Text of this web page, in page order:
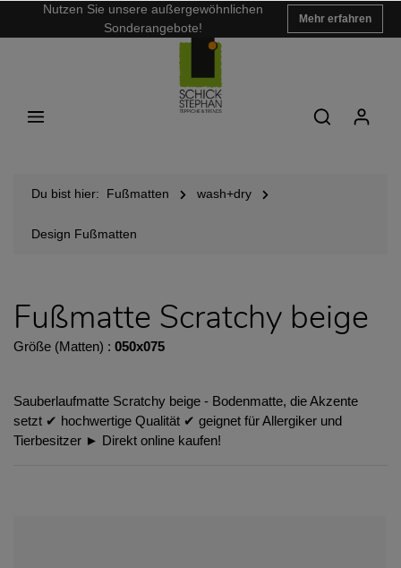
Nutzen Sie unsere außergewöhnlichen
Sonderangebote!
Mehr erfahren
Du bist hier: Fußmatten wash+dry
Design Fußmatten
Fußmatte Scratchy beige
Größe (Matten) : 050x075
Sauberlaufmatte Scratchy beige - Bodenmatte, die Akzente
setzt ✔︎ hochwertige Qualität ✔︎ geignet für Allergiker und
Tierbesitzer ► Direkt online kaufen!